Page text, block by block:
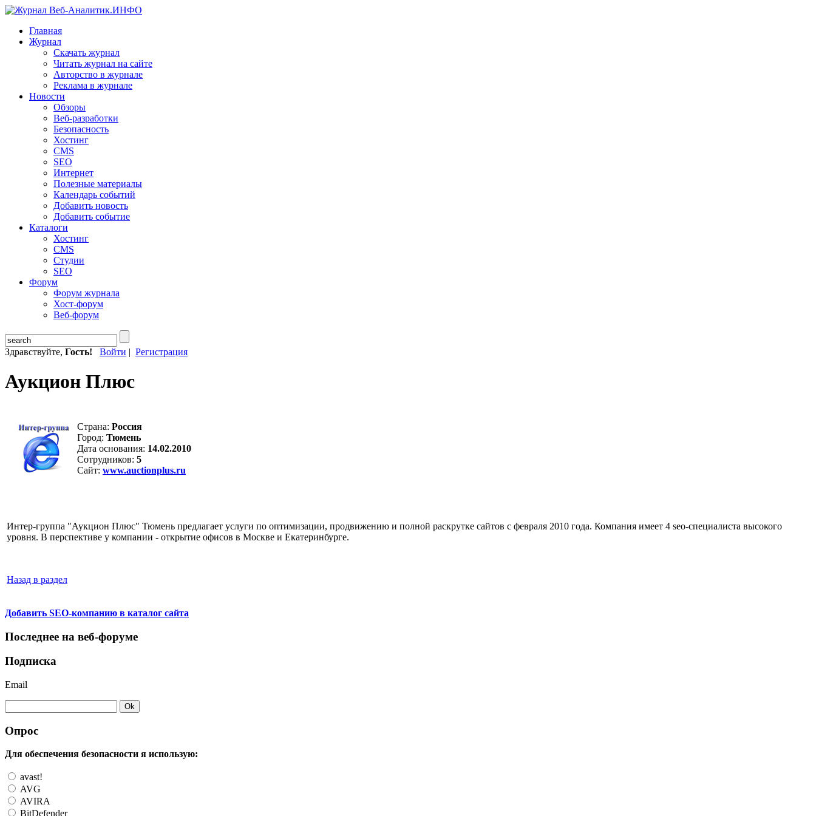
Главная
Журнал
Скачать журнал
Читать журнал на сайте
Авторство в журнале
Реклама в журнале
Новости
Обзоры
Веб-разработки
Безопасность
Хостинг
CMS
SEO
Интернет
Полезные материалы
Календарь событий
Добавить новость
Добавить событие
Каталоги
Хостинг
CMS
Студии
SEO
Форум
Форум журнала
Хост-форум
Веб-форум
Здравствуйте, Гость! Войти | Регистрация
Аукцион Плюс
Страна: Россия
Город: Тюмень
Дата основания: 14.02.2010
Сотрудников: 5
Сайт: www.auctionplus.ru
Интер-группа "Аукцион Плюс" Тюмень предлагает услуги по оптимизации, продвижению и полной раскрутке сайтов с февраля 2010 года. Компания имеет 4 seo-специалиста высокого
уровня. В перспективе у компании - открытие офисов в Москве и Екатеринбурге.
Назад в раздел
Добавить SEO-компанию в каталог сайта
Последнее на веб-форуме
Подписка
Email
Опрос
Для обеспечения безопасности я использую:
avast!
AVG
AVIRA
BitDefender